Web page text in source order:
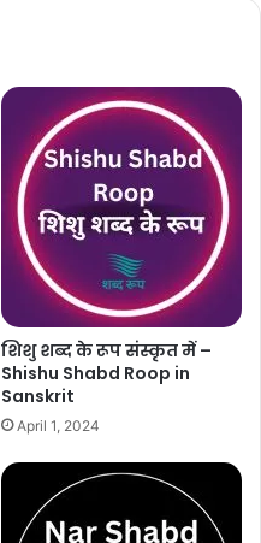
शिशु शब्द के रूप संस्कृत में –
Shishu Shabd Roop in
Sanskrit
April 1, 2024